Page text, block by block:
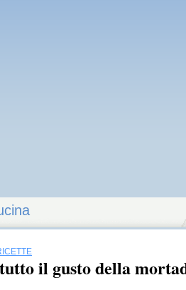
il gusto della